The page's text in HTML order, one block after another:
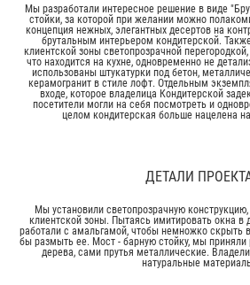
Мы разработали интересное решение в виде
стойки, за которой при желании можно
концепция нежных, элегантных десертов на
брутальным интерьером кондитерской.
клиентской зоны светопрозрачной
что находится на кухне, одновременно не
использованы штукатурки под бетон,
керамогранит в стиле лофт. Отдельным
входе, которое владелица Кондитерской
посетители могли на себя посмотреть и
целом кондитерская больше нацелена
ДЕТАЛИ
Мы установили светопрозрачную
клиентской зоны. Пытаясь имитировать окна
работали с амальгамой, чтобы немножко скрыть
бы размыть ее. Мост - барную стойку, мы приняли
дерева, сами прутья металлические.
натуральные